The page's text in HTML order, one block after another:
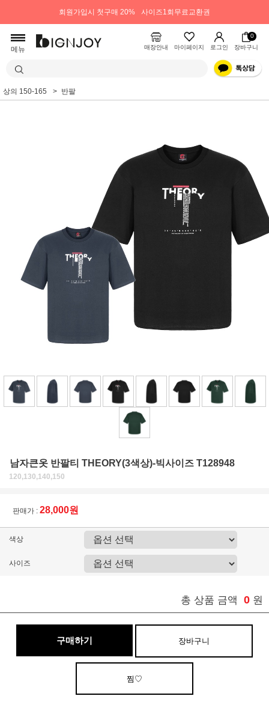
회원가입시 첫구매 20% 사이즈1회무료교환권
메뉴 매장안내 마이페이지 로그인
0
장바구니
상의 150-165 반팔
남자큰옷 반팔티 THEORY(3색상)-빅사이즈 T128948
120,130,140,150
판매가 : 28,000원
색상
사이즈
총 상품 금액 0 원
구매하기 장바구니
찜♡